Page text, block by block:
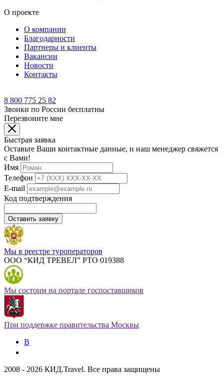
О проекте
О компании
Благодарности
Партнеры и клиенты
Вакансии
Новости
Контакты
8 800 775 25 82
Звонки по России бесплатны
Перезвоните мне
Быстрая заявка
Оставьте Ваши контактные данные, и наш менеджер свяжется
с Вами!
Имя
Телефон
E-mail
Код подтверждения
Оставить заявку
Мы в реестре туроператоров
ООО “КИД ТРЕВЕЛ” РТО 019388
Мы состоим на портале госпоставщиков
При поддержке правительства Москвы
В
2008 - 2026 КИД.Travel. Все права защищены